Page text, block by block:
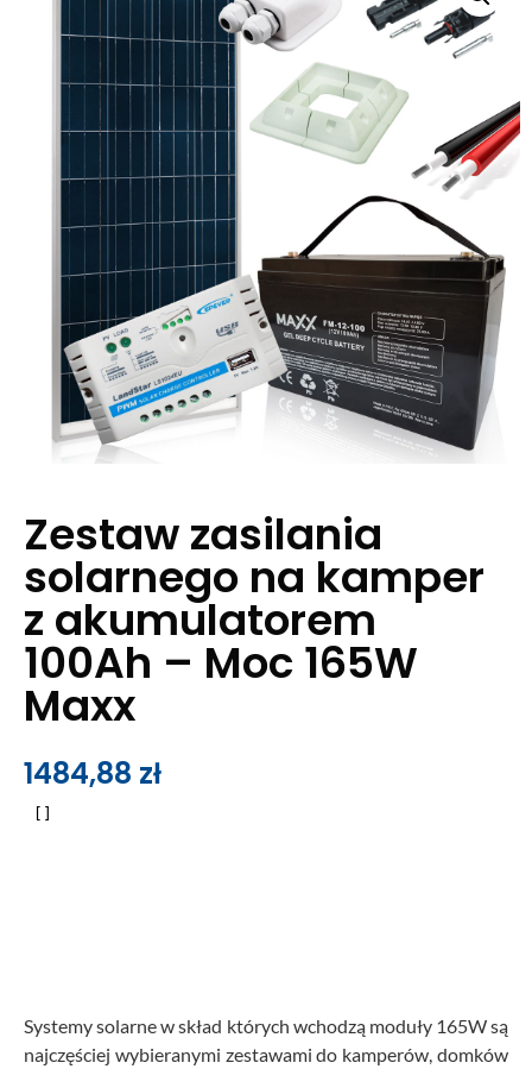
Zestaw zasilania
solarnego na kamper
z akumulatorem
100Ah – Moc 165W
Maxx
1484,88 zł
Systemy solarne w skład których wchodzą moduły 165W są
najczęściej wybieranymi zestawami do kamperów, domków